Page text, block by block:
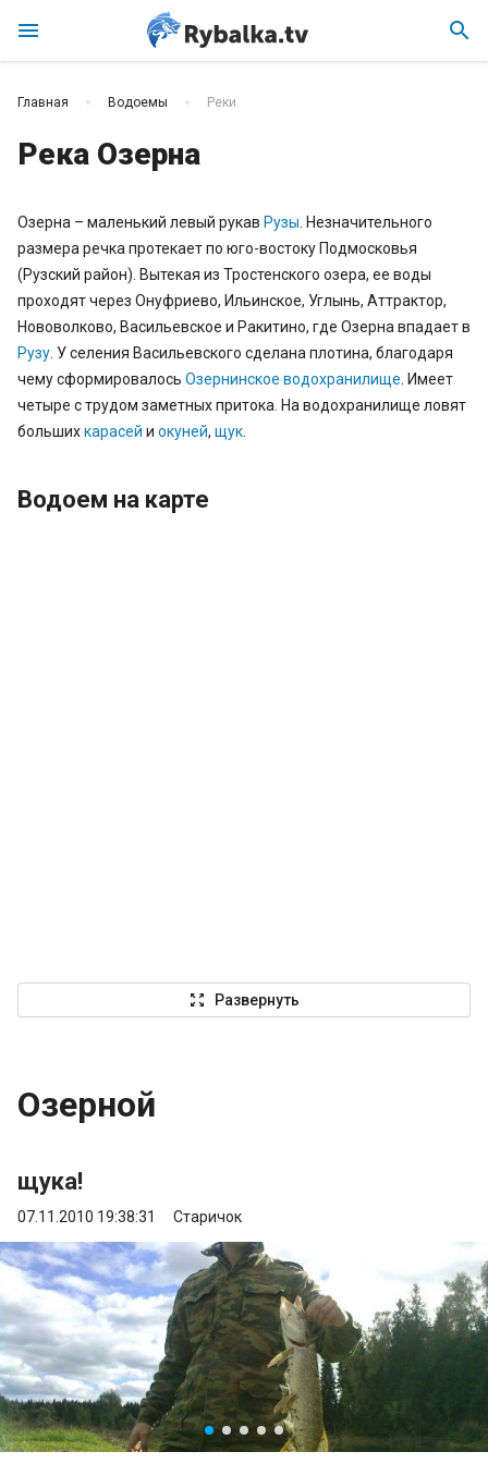
menu search
Главная Водоемы Реки
Река Озерна
Озерна – маленький левый рукав Рузы . Незначительного
размера речка протекает по юго-востоку Подмосковья
(Рузский район). Вытекая из Тростенского озера, ее воды
проходят через Онуфриево, Ильинское, Углынь, Аттрактор,
Нововолково, Васильевское и Ракитино, где Озерна впадает в
Рузу . У селения Васильевского сделана плотина, благодаря
чему сформировалось Озернинское водохранилище . Имеет
четыре с трудом заметных притока. На водохранилище ловят
большихкарасей и окуней, щук
Водоем на карте
zoom_out_map Развернуть
Озерной
щука!
07.11.2010 19:38:31 Старичок